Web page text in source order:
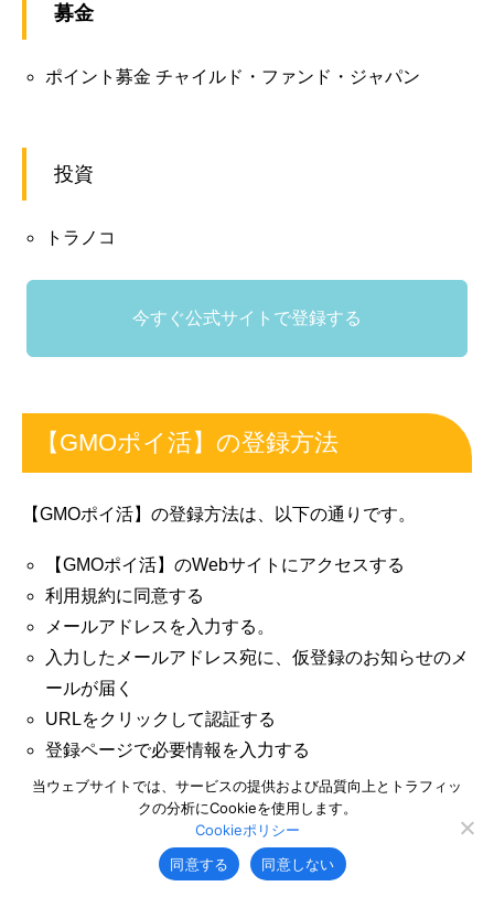
募金
ポイント募金 チャイルド・ファンド・ジャパン
投資
トラノコ
今すぐ公式サイトで登録する
【GMOポイ活】の登録方法
【GMOポイ活】の登録方法は、以下の通りです。
【GMOポイ活】のWebサイトにアクセスする
利用規約に同意する
メールアドレスを入力する。
入力したメールアドレス宛に、仮登録のお知らせのメ
ールが届く
URLをクリックして認証する
登録ページで必要情報を入力する
携帯電話での電話番号認証をする
アンケートに回答する
以上の流れで【GMOポイ活】に登録できます。
当ウェブサイトでは、サービスの提供および品質向上とトラフィッ
クの分析にCookieを使用します。
Cookieポリシー
同意する
同意しない